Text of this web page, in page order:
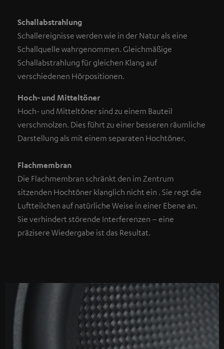
Schallabstrahlung
Schallereignisse werden wie in der Natur als eine
Schallquelle wahrgenommen. Gleichmäßige
Schallabstrahlung für gleichen Klang auf
verschiedenen Hörpositionen.
Hoch- und Mitteltöner
Hoch- und Mitteltöner sind zu einem Bauteil
verschmolzen. Dies führt zu einer besseren räumliche
Darstellung als mit einem separaten Hochtöner.
Flachmembran
Die Flachmembran schränkt den im Zentrum
sitzenden Hochtöner klanglich nicht ein . Sie regt die
Luftteilchen auf natürliche Weise in einer Ebene an.
Sie verhindert störende Interferenzen – eine
präzisere Wiedergabe ist das Resultat.